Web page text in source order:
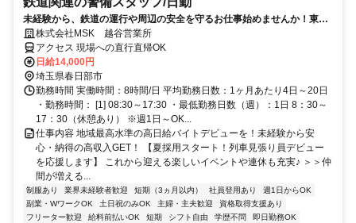
未経験から、鉄道の運行や周辺の安全を守るお仕事始めませんか！東武
列見資格者の方には「資格手当」として、一勤務につき更に1000円プラ
スで支給します！働きやすさが魅力の環境で、”資格を活かす”こと
も、”新しいチャレンジ”も可能！現在、20代～60代まで年代幅広く活躍
＆在籍しています。【月収30万円可能！日払いもOK！】勤務3日前迄シ
フト申請が可能です！週1日～・短期もOK！まずは経験・資格の有無関
係なく、お気軽にお問合せ下さい。
株式会社MSK 越谷営業所
アクセス 現場への直行直帰OK
日給14,000円
埼玉県春日部市
勤務時間 実働時間：8時間/日 平均勤務日数：1ヶ月あたり4日～20日
・勤務時間： [1] 08:30～17:30 ・最低勤務日数（週）：1日 8：30～
17：30（休憩あり） ※週1日～OK...
仕事内容 地域最高水準の高日給バイトデビューを！未経験から安
心・納得の高収入GET！ 【夏採用スタート！列車見張り員デビュー
を応援します】 これから迎える楽しいイベントや連休も充実♪ ＞＞仲
間が増える...
制服あり 業界未経験者歓迎 短期（3ヵ月以内） 社員登用あり
週1日からOK
副業・WワークOK
土日祝のみOK 主婦・主夫歓迎
資格取得支援あり
フリーター歓迎
給料前払いOK 短期 シフト自由 学歴不問
即日勤務OK